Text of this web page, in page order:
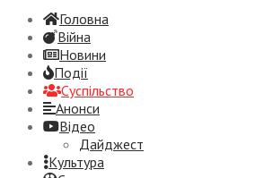
Головна
Війна
Новини
Події
Суспiльство
Анонси
Відео
Дайджест
Культура